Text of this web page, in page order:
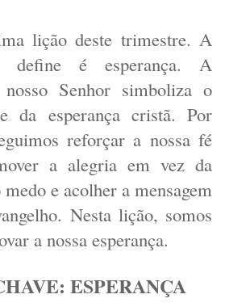
lição deste trimestre. A
define é esperança. A
Senhor simboliza o
da esperança cristã. Por
reforçar a nossa fé
a alegria em vez da
e acolher a mensagem
Nesta lição, somos
a nossa esperança.
ESPERANÇA